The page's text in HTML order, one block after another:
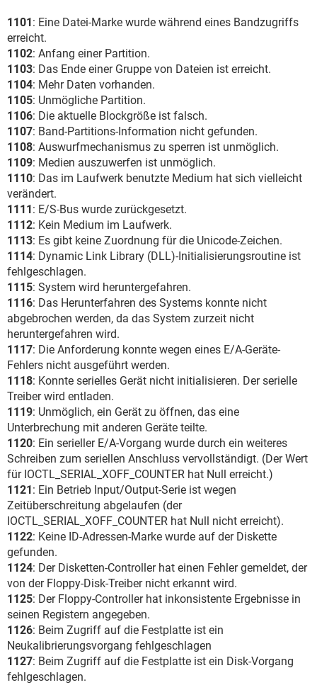
1101: Eine Datei-Marke wurde während eines Bandzugriffs
erreicht.
1102: Anfang einer Partition.
1103: Das Ende einer Gruppe von Dateien ist erreicht.
1104: Mehr Daten vorhanden.
1105: Unmögliche Partition.
1106: Die aktuelle Blockgröße ist falsch.
1107: Band-Partitions-Information nicht gefunden.
1108: Auswurfmechanismus zu sperren ist unmöglich.
1109: Medien auszuwerfen ist unmöglich.
1110: Das im Laufwerk benutzte Medium hat sich vielleicht
verändert.
1111: E/S-Bus wurde zurückgesetzt.
1112: Kein Medium im Laufwerk.
1113: Es gibt keine Zuordnung für die Unicode-Zeichen.
1114: Dynamic Link Library (DLL)-Initialisierungsroutine ist
fehlgeschlagen.
1115: System wird heruntergefahren.
1116: Das Herunterfahren des Systems konnte nicht
abgebrochen werden, da das System zurzeit nicht
heruntergefahren wird.
1117: Die Anforderung konnte wegen eines E/A-Geräte-
Fehlers nicht ausgeführt werden.
1118: Konnte serielles Gerät nicht initialisieren. Der serielle
Treiber wird entladen.
1119: Unmöglich, ein Gerät zu öffnen, das eine
Unterbrechung mit anderen Geräte teilte.
1120: Ein serieller E/A-Vorgang wurde durch ein weiteres
Schreiben zum seriellen Anschluss vervollständigt. (Der Wert
für IOCTL_SERIAL_XOFF_COUNTER hat Null erreicht.)
1121: Ein Betrieb Input/Output-Serie ist wegen
Zeitüberschreitung abgelaufen (der
IOCTL_SERIAL_XOFF_COUNTER hat Null nicht erreicht).
1122: Keine ID-Adressen-Marke wurde auf der Diskette
gefunden.
1124: Der Disketten-Controller hat einen Fehler gemeldet, der
von der Floppy-Disk-Treiber nicht erkannt wird.
1125: Der Floppy-Controller hat inkonsistente Ergebnisse in
seinen Registern angegeben.
1126: Beim Zugriff auf die Festplatte ist ein
Neukalibrierungsvorgang fehlgeschlagen
1127: Beim Zugriff auf die Festplatte ist ein Disk-Vorgang
fehlgeschlagen.